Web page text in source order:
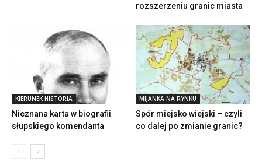
rozszerzeniu granic miasta
KIERUNEK HISTORIA
Nieznana karta w biografii
słupskiego komendanta
MIJANKA NA RYNKU
Spór miejsko wiejski – czyli
co dalej po zmianie granic?